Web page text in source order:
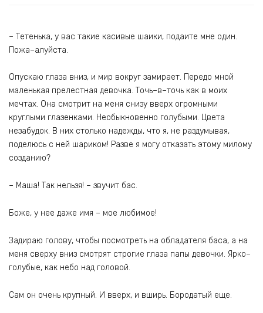
– Тетенька, у вас такие касивые шаики, подаите мне один.
Пожа–алуйста.
Опускаю глаза вниз, и мир вокруг замирает. Передо мной
маленькая прелестная девочка. Точь–в–точь как в моих
мечтах. Она смотрит на меня снизу вверх огромными
круглыми глазенками. Необыкновенно голубыми. Цвета
незабудок. В них столько надежды, что я, не раздумывая,
поделюсь с ней шариком! Разве я могу отказать этому милому
созданию?
– Маша! Так нельзя! – звучит бас.
Боже, у нее даже имя – мое любимое!
Задираю голову, чтобы посмотреть на обладателя баса, а на
меня сверху вниз смотрят строгие глаза папы девочки. Ярко–
голубые, как небо над головой.
Сам он очень крупный. И вверх, и вширь. Бородатый еще.